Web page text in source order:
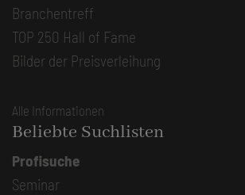
Branchentreff
TOP 250 Hall of Fame
Bilder der Preisverleihung
Alle Informationen
Beliebte Suchlisten
Profisuche
Seminar